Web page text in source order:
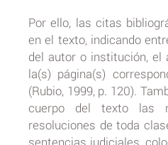
Por ello, las citas
en el texto, indicando
del autor o institución, el
la(s) página(s)
(Rubio, 1999, p. 120).
cuerpo del texto las
resoluciones de toda